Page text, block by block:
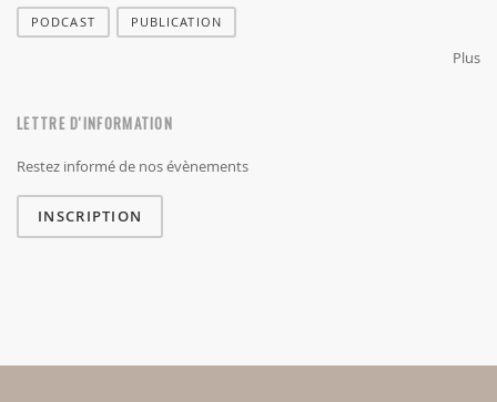
PODCAST PUBLICATION
Plus
LETTRE D'INFORMATION
Restez informé de nos évènements
INSCRIPTION